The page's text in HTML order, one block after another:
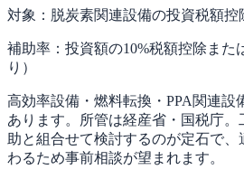
対象： 脱炭素関連設備の投資税額控
補助率： 投資額の10%税額控除また
り）
高効率設備・燃料転換・PPA関連設
あります。所管は経産省・国税庁
助と組合せて検討するのが定石で
わるため事前相談が望まれます。